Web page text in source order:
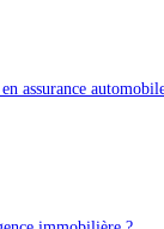
assurance